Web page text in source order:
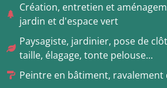
Création, entretien et
jardin et d'espace vert
Paysagiste, jardinier, pose de
taille, élagage, tonte pelouse...
Peintre en bâtiment, ravalement